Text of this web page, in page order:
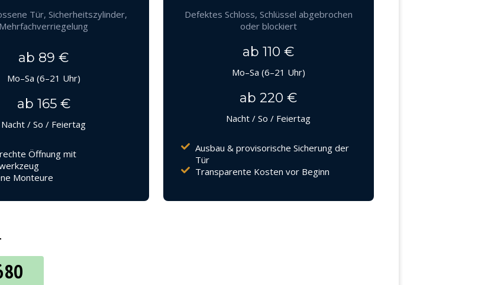
Tür, Sicherheitszylinder,
Mehrfachverriegelung
ab 89 €
Mo–Sa (6–21 Uhr)
ab 165 €
Nacht / So / Feiertag
Öffnung mit
Monteure
Defektes Schloss, Schlüssel abgebrochen
oder blockiert
ab 110 €
Mo–Sa (6–21 Uhr)
ab 220 €
Nacht / So / Feiertag
Ausbau & provisorische Sicherung der
Tür
Transparente Kosten vor Beginn